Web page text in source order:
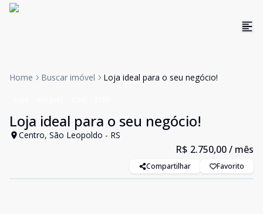
Home Buscar imóvel Loja ideal para o seu negócio!
Loja ideal para o seu negócio!
Centro, São Leopoldo - RS
R$ 2.750,00/ mês
Compartilhar Favorito